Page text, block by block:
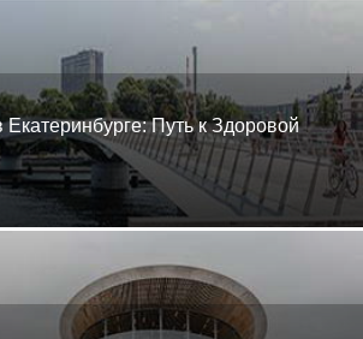
Статьи
Путь к Здоровой